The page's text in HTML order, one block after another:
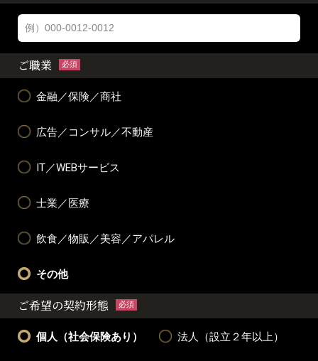
ご職業 必須
金融／保険／商社
広告／コンサル／不動産
IT／WEBサービス
士業／医療
飲食／物販／美容／アパレル
その他
ご希望の契約形態 必須
個人（社会保険あり） 法人（設立２年以上）